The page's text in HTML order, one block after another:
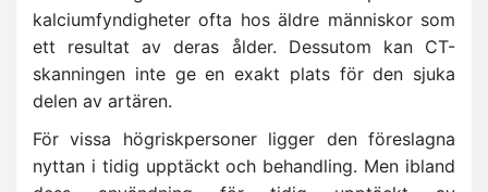
kalciumfyndigheter ofta hos äldre människor som
ett resultat av deras ålder. Dessutom kan CT-
skanningen inte ge en exakt plats för den sjuka
delen av artären.
För vissa högriskpersoner ligger den föreslagna
nyttan i tidig upptäckt och behandling. Men ibland